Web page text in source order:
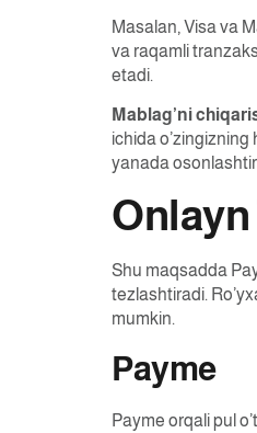
Masalan, Visa va
va raqamli
etadi.
Mablag’ni
ichida
yanada
Shu maqsadda
tezlashtiradi.
mumkin.
Payme
Payme orqali pul